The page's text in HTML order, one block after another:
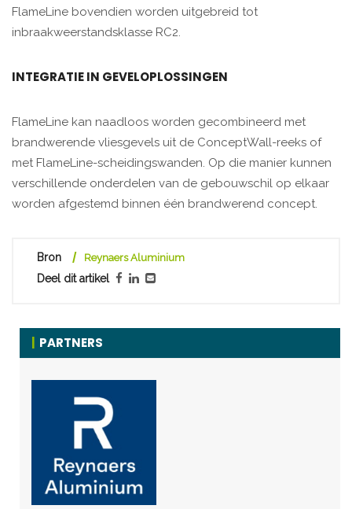
FlameLine bovendien worden uitgebreid tot
inbraakweerstandsklasse RC2.
INTEGRATIE IN GEVELOPLOSSINGEN
FlameLine kan naadloos worden gecombineerd met
brandwerende vliesgevels uit de ConceptWall-reeks of
met FlameLine-scheidingswanden. Op die manier kunnen
verschillende onderdelen van de gebouwschil op elkaar
worden afgestemd binnen één brandwerend concept.
Bron Reynaers Aluminium
Deel dit artikel
PARTNERS